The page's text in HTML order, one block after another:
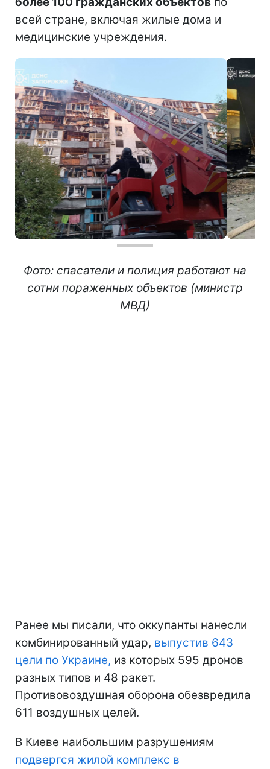
всей стране, включая жилые дома и
медицинские учреждения.
Фото: спасатели и полиция работают на
сотни пораженных объектов (министр
МВД)
Ранее мы писали, что оккупанты нанесли
комбинированный удар, выпустив 643
цели по Украине, из которых 595 дронов
разных типов и 48 ракет.
Противовоздушная оборона обезвредила
611 воздушных целей.
В Киеве наибольшим разрушениям
подвергся жилой комплекс в